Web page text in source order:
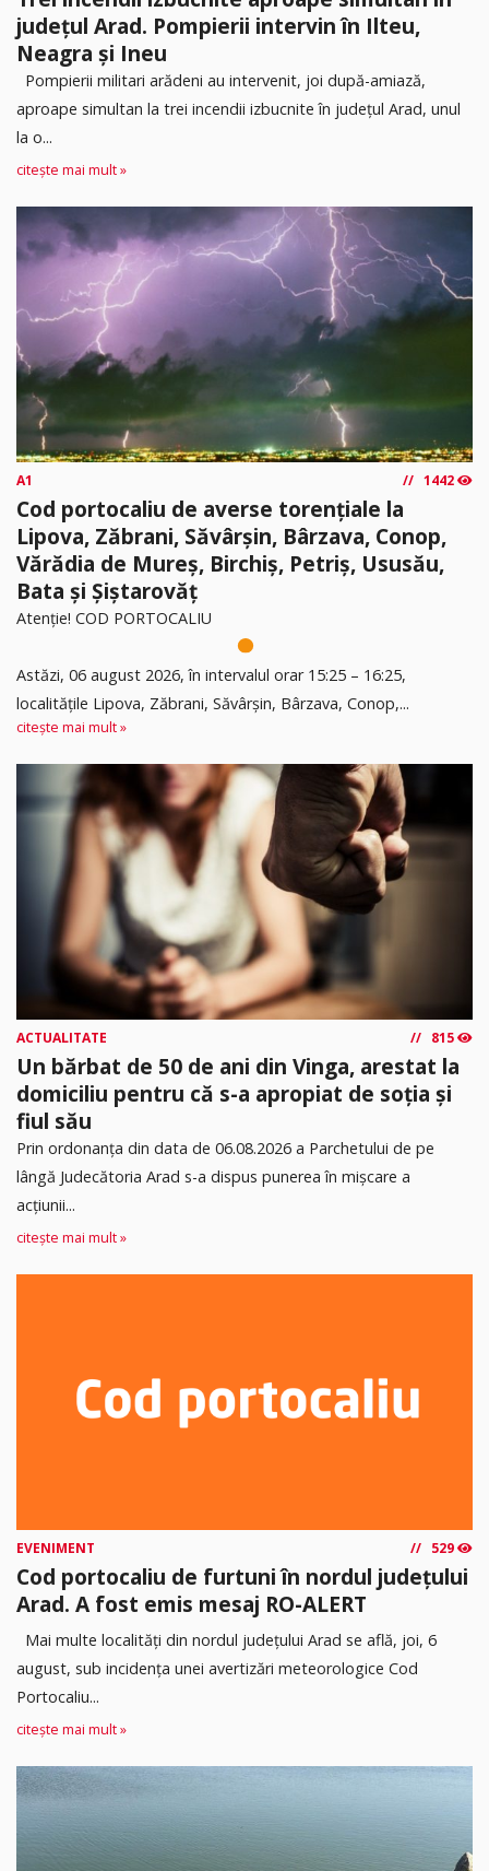
județul Arad. Pompierii intervin în Ilteu,
Neagra și Ineu
Pompierii militari arădeni au intervenit, joi după-amiază,
aproape simultan la trei incendii izbucnite în județul Arad, unul
la o...
citește mai mult »
A1 1442
Cod portocaliu de averse torențiale la
Lipova, Zăbrani, Săvârșin, Bârzava, Conop,
Vărădia de Mureș, Birchiș, Petriș, Ususău,
Bata și Șiștarovăț
Atenție! COD PORTOCALIU
Astăzi, 06 august 2026, în intervalul orar 15:25 – 16:25,
localitățile Lipova, Zăbrani, Săvârșin, Bârzava, Conop,...
citește mai mult »
ACTUALITATE 815
Un bărbat de 50 de ani din Vinga, arestat la
domiciliu pentru că s-a apropiat de soția și
fiul său
Prin ordonanța din data de 06.08.2026 a Parchetului de pe
lângă Judecătoria Arad s-a dispus punerea în mişcare a
acţiunii...
citește mai mult »
EVENIMENT 529
Cod portocaliu de furtuni în nordul județului
Arad. A fost emis mesaj RO-ALERT
Mai multe localități din nordul județului Arad se află, joi, 6
august, sub incidența unei avertizări meteorologice Cod
Portocaliu...
citește mai mult »